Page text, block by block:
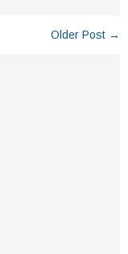
Older Post →